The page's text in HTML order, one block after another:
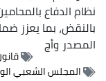
نظام الدفاع
بالنقض، بما يعزز
المصدروأج
قانون
المجلس الشعبي